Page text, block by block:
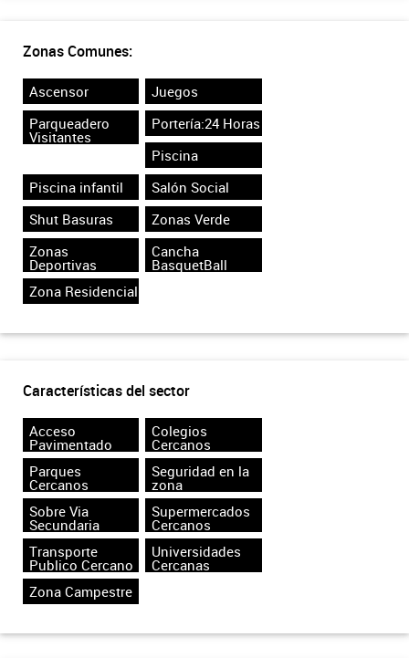
Zonas Comunes:
Ascensor
Juegos
Parqueadero
Visitantes
Portería:24 Horas
Piscina
Piscina infantil
Salón Social
Shut Basuras
Zonas Verde
Zonas
Deportivas
Cancha
BasquetBall
Zona Residencial
Características del sector
Acceso
Pavimentado
Colegios
Cercanos
Parques
Cercanos
Seguridad en la
zona
Sobre Via
Secundaria
Supermercados
Cercanos
Transporte
Publico Cercano
Universidades
Cercanas
Zona Campestre